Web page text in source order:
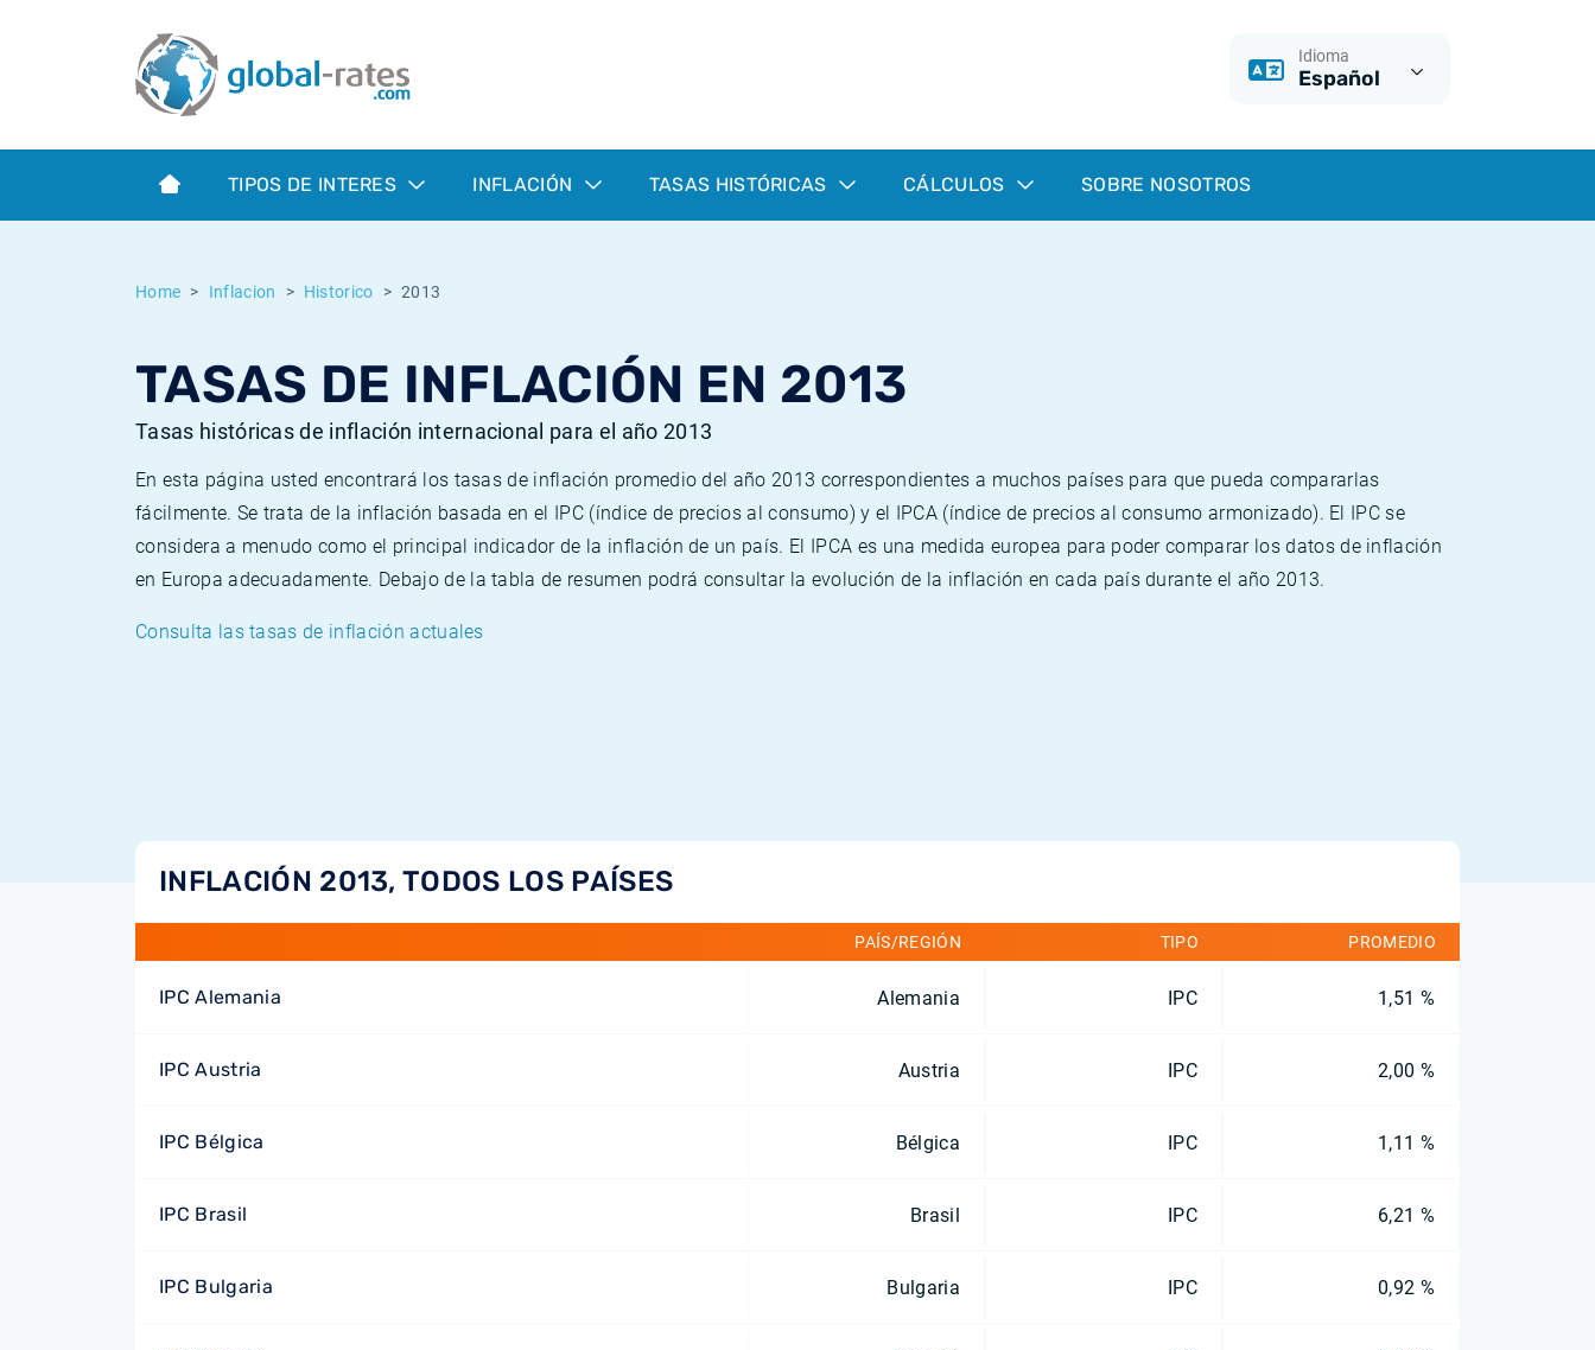
Idioma
Español
TIPOS DE INTERES INFLACIÓN TASAS HISTÓRICAS CÁLCULOS SOBRE NOSOTROS
Home Inflacion Historico 2013
TASAS DE INFLACIÓN EN 2013
Tasas históricas de inflación internacional para el año 2013
En esta página usted encontrará los tasas de inflación promedio del año 2013 correspondientes a muchos países para que pueda compararlas
fácilmente. Se trata de la inflación basada en el IPC (índice de precios al consumo) y el IPCA (índice de precios al consumo armonizado). El IPC se
considera a menudo como el principal indicador de la inflación de un país. El IPCA es una medida europea para poder comparar los datos de inflación
en Europa adecuadamente. Debajo de la tabla de resumen podrá consultar la evolución de la inflación en cada país durante el año 2013.
Consulta las tasas de inflación actuales
INFLACIÓN 2013, TODOS LOS PAÍSES
PAÍS/REGIÓN TIPO PROMEDIO
IPC Alemania Alemania IPC 1,51 %
IPC Austria Austria IPC 2,00 %
IPC Bélgica Bélgica IPC 1,11 %
IPC Brasil Brasil IPC 6,21 %
IPC Bulgaria Bulgaria IPC 0,92 %
Term SOFR
¿Qué es la inflación IPC?
¿Qué es la inflación IPCA?
Inflación Mexicano - IPC
Euribor - histórico
ESTER - histórico
Calculadora de inflación